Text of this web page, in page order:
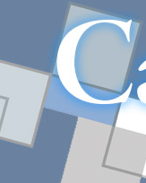
van